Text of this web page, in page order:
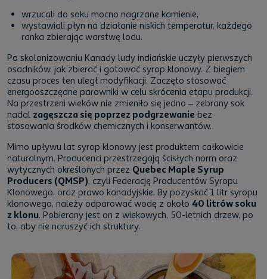
wrzucali do soku mocno nagrzane kamienie,
wystawiali płyn na działanie niskich temperatur, każdego
ranka zbierając warstwę lodu.
Po skolonizowaniu Kanady ludy indiańskie uczyły pierwszych
osadników, jak zbierać i gotować syrop klonowy. Z biegiem
czasu proces ten uległ modyfikacji. Zaczęto stosować
energooszczędne parowniki w celu skrócenia etapu produkcji.
Na przestrzeni wieków nie zmieniło się jedno – zebrany sok
nadal zagęszcza się poprzez podgrzewanie bez
stosowania środków chemicznych i konserwantów.
Mimo upływu lat syrop klonowy jest produktem całkowicie
naturalnym. Producenci przestrzegają ścisłych norm oraz
wytycznych określonych przez Quebec Maple Syrup
Producers (QMSP), czyli Federację Producentów Syropu
Klonowego, oraz prawo kanadyjskie. By pozyskać 1 litr syropu
klonowego, należy odparować wodę z około 40 litrów soku
z klonu. Pobierany jest on z wiekowych, 50-letnich drzew, po
to, aby nie naruszyć ich struktury.